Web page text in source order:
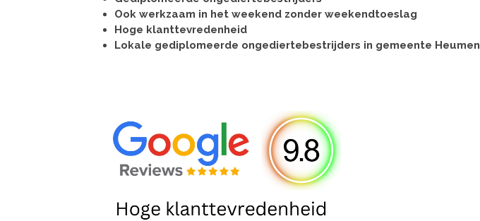
Ook werkzaam in het weekend zonder weekendtoeslag
Hoge klanttevredenheid
Lokale gediplomeerde ongediertebestrijders in gemeente Heumen